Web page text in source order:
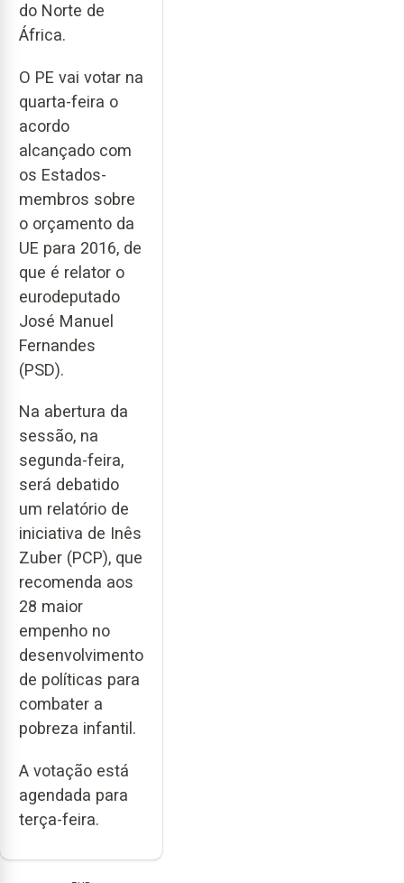
do Norte de
África.
O PE vai votar na
quarta-feira o
acordo
alcançado com
os Estados-
membros sobre
o orçamento da
UE para 2016, de
que é relator o
eurodeputado
José Manuel
Fernandes
(PSD).
Na abertura da
sessão, na
segunda-feira,
será debatido
um relatório de
iniciativa de Inês
Zuber (PCP), que
recomenda aos
28 maior
empenho no
desenvolvimento
de políticas para
combater a
pobreza infantil.
A votação está
agendada para
terça-feira.